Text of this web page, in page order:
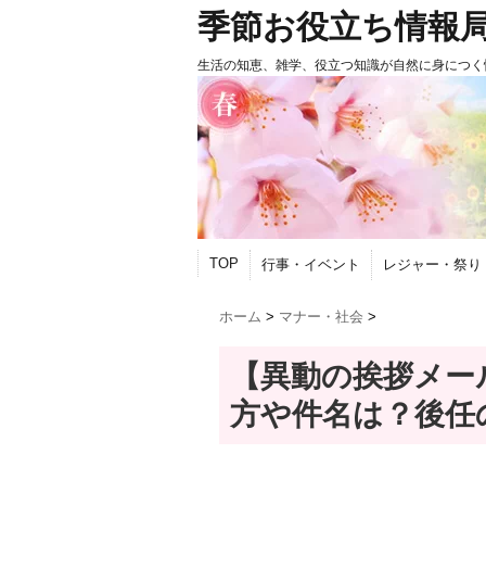
季節お役立ち情報
生活の知恵、雑学、役立つ知識が自然に身につ
TOP 行事・イベント レジャー・祭り
ホーム > マナー・社会 >
【異動の挨拶メ
方や件名は？後